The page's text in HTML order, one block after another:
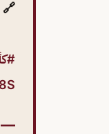
🔗
— beIN SPORTS (@beINSPORTS)